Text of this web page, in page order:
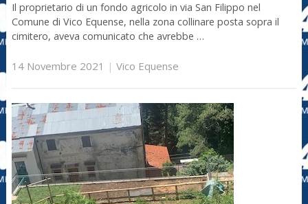
Il proprietario di un fondo agricolo in via San Filippo nel
Comune di Vico Equense, nella zona collinare posta sopra il
cimitero, aveva comunicato che avrebbe …
14 Novembre 2021 | Vico Equense